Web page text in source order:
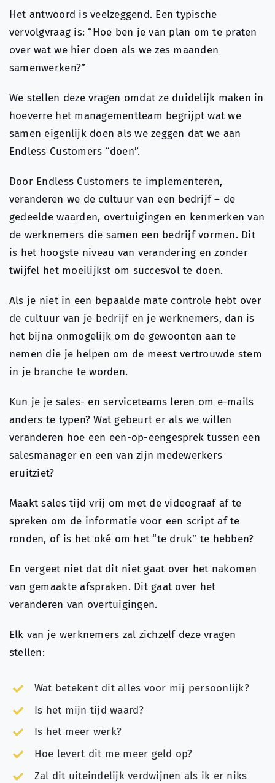
Het antwoord is veelzeggend. Een typische
vervolgvraag is: “Hoe ben je van plan om te praten
over wat we hier doen als we zes maanden
samenwerken?”
We stellen deze vragen omdat ze duidelijk maken in
hoeverre het managementteam begrijpt wat we
samen eigenlijk doen als we zeggen dat we aan
Endless Customers “doen”.
Door Endless Customers te implementeren,
veranderen we de cultuur van een bedrijf – de
gedeelde waarden, overtuigingen en kenmerken van
de werknemers die samen een bedrijf vormen. Dit
is het hoogste niveau van verandering en zonder
twijfel het moeilijkst om succesvol te doen.
Als je niet in een bepaalde mate controle hebt over
de cultuur van je bedrijf en je werknemers, dan is
het bijna onmogelijk om de gewoonten aan te
nemen die je helpen om de meest vertrouwde stem
in je branche te worden.
Kun je je sales- en serviceteams leren om e-mails
anders te typen? Wat gebeurt er als we willen
veranderen hoe een een-op-eengesprek tussen een
salesmanager en een van zijn medewerkers
eruitziet?
Maakt sales tijd vrij om met de videograaf af te
spreken om de informatie voor een script af te
ronden, of is het oké om het “te druk” te hebben?
En vergeet niet dat dit niet gaat over het nakomen
van gemaakte afspraken. Dit gaat over het
veranderen van overtuigingen.
Elk van je werknemers zal zichzelf deze vragen
stellen:
Wat betekent dit alles voor mij persoonlijk?
Is het mijn tijd waard?
Is het meer werk?
Hoe levert dit me meer geld op?
Zal dit uiteindelijk verdwijnen als ik er niks